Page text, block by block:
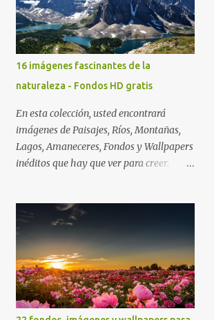
16 imágenes fascinantes de la
naturaleza - Fondos HD gratis
En esta colección, usted encontrará
imágenes de Paisajes, Ríos, Montañas,
Lagos, Amaneceres, Fondos y Wallpapers
inéditos que hay que ver para creer.
imágenes gratuitas . Si tiene usted
oportunidad, ayúdenos a difundir
nuestra página para que más personas
puedan beneficiarse de estos recursos. La
dirección de nuestra web, es;
www.bancodeimagenesgratis.com
Reciban mi agradecimiento a través de la